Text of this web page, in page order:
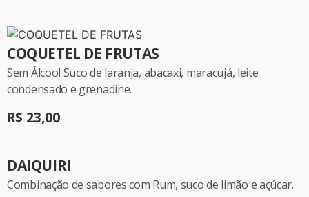
COQUETEL DE FRUTAS
Sem Álcool Suco de laranja, abacaxi, maracujá, leite
condensado e grenadine.
R$ 23,00
DAIQUIRI
Combinação de sabores com Rum, suco de limão e açúcar.